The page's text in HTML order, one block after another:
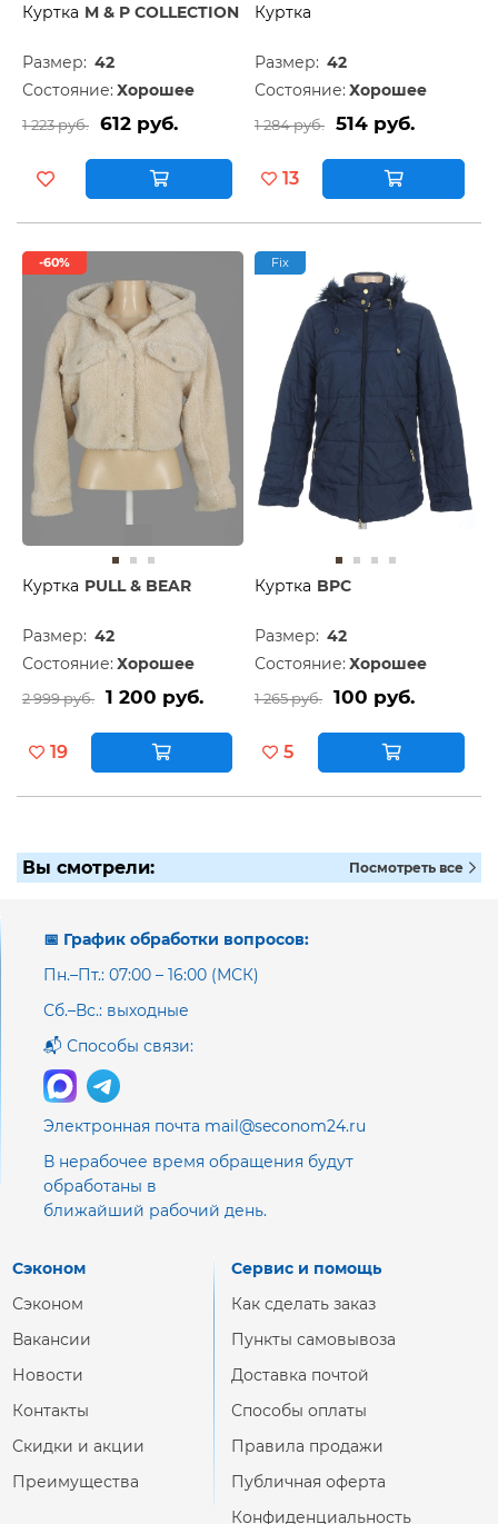
Куртка M & P COLLECTION
Размер: 42
Состояние: Хорошее
1 223 руб. 612 руб.
Куртка
Размер: 42
Состояние: Хорошее
1 284 руб. 514 руб.
13
-60%
Куртка PULL & BEAR
Размер: 42
Состояние: Хорошее
2 999 руб. 1 200 руб.
19
Fix
Куртка BPC
Размер: 42
Состояние: Хорошее
1 265 руб. 100 руб.
5
Вы смотрели: Посмотреть все
📅 График обработки вопросов:
Пн.–Пт.: 07:00 – 16:00 (МСК)
Сб.–Вс.: выходные
📬 Способы связи:
Электронная почта mail@seconom24.ru
В нерабочее время обращения будут
обработаны в
ближайший рабочий день.
Сэконом
Сэконом
Вакансии
Новости
Контакты
Скидки и акции
Преимущества
Сервис и помощь
Как сделать заказ
Пункты самовывоза
Доставка почтой
Способы оплаты
Правила продажи
Публичная оферта
Конфиденциальность